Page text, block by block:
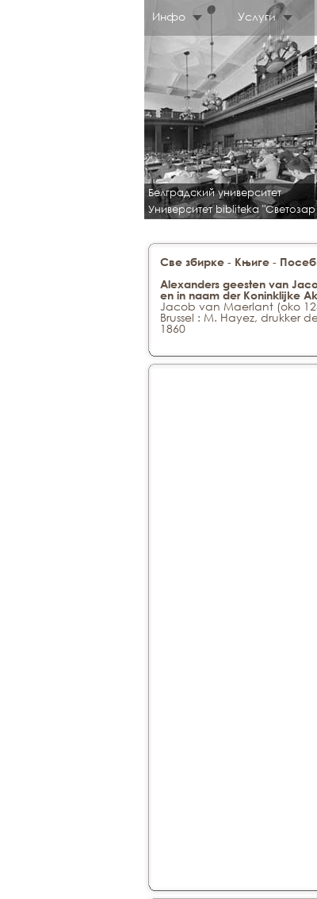
Инфо Услуги
Белградский университет
Университет bibliteka
Све збирке - Књиге -
Alexanders geesten van
en in naam der Koninklijke
Jacob van Maerlant (oko
Brussel : M. Hayez, drukker
1860